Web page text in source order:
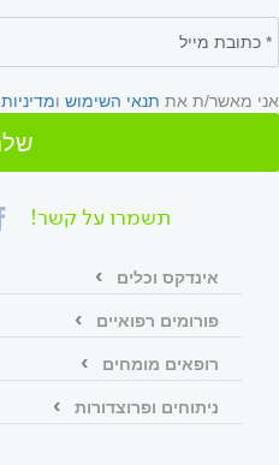
אני מאשר/ת את תנאי השימוש ו
תשמרו על קשר!
אינדקס וכלים
פורומים רפואיים
רופאים מומחים
ניתוחים ופרוצדורות